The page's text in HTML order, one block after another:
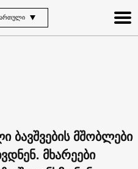
ბავშვების მშობლები
მხარეები